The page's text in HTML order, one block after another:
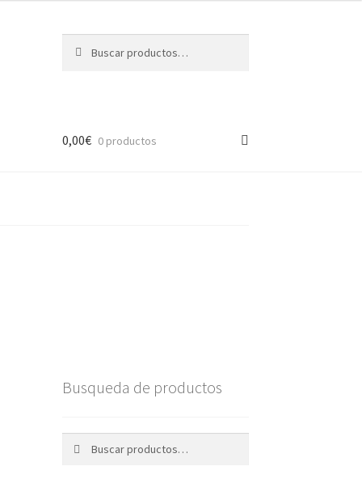
por:
0,00€ 0 productos
Busqueda de productos